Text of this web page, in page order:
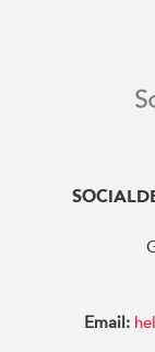
Email: